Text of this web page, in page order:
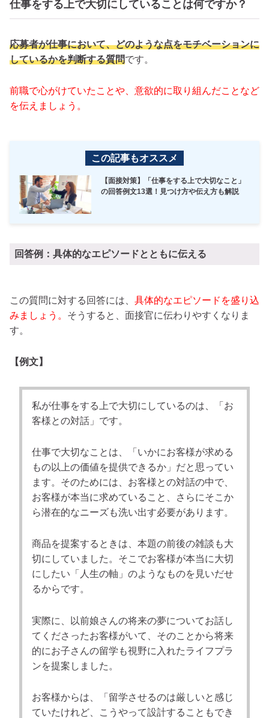
仕事をする上で大切にしていることは何ですか？
応募者が仕事において、どのような点をモチベーションに
しているかを判断する質問です。
前職で心がけていたことや、意欲的に取り組んだことなど
を伝えましょう。
この記事もオススメ
【面接対策】「仕事をする上で大切なこと」
の回答例文13選！見つけ方や伝え方も解説
回答例：具体的なエピソードとともに伝える
この質問に対する回答には、 具体的なエピソードを盛り込
みましょう。 そうすると、面接官に伝わりやすくなりま
す。
【例文】
私が仕事をする上で大切にしているのは、「お
客様との対話」です。
仕事で大切なことは、「いかにお客様が求める
もの以上の価値を提供できるか」だと思ってい
ます。そのためには、お客様との対話の中で、
お客様が本当に求めていること、さらにそこか
ら潜在的なニーズも洗い出す必要があります。
商品を提案するときは、本題の前後の雑談も大
切にしていました。そこでお客様が本当に大切
にしたい「人生の軸」のようなものを見いだせ
るからです。
実際に、以前娘さんの将来の夢についてお話し
てくださったお客様がいて、そのことから将来
的にお子さんの留学も視野に入れたライフプラ
ンを提案しました。
お客様からは、「留学させるのは厳しいと感じ
ていたけれど、こうやって設計することもでき